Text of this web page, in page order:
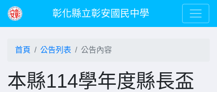
彰化縣立彰安國民中學
首頁 公告列表 公告內容
本縣114學年度縣長盃